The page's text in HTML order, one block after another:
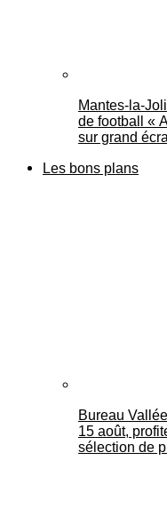
Mantes-la-
de football «
sur grand
Les bons plans
Bureau
15 août,
sélection de